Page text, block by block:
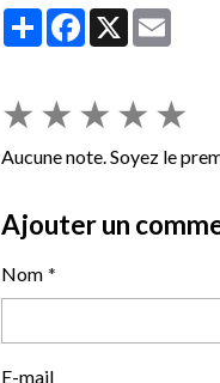
PartagerFacebook
X
★ ★ ★ ★ ★
Aucune note. Soyez le
Ajouter un
Nom
E-mail